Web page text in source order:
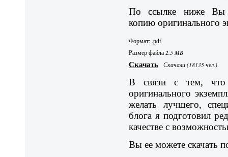
По ссылке ниже Вы
копию оригинального
Формат: .pdf
Размер файла 2.5 MB
Скачать Скачали (18135 чел.)
В связи с тем, что
оригинального
желать лучшего,
блога я подготовил
качестве с
Вы ее можете скачать